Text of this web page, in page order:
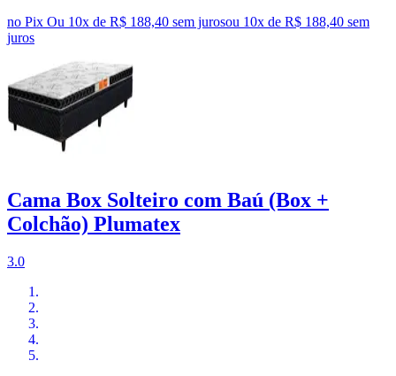
no Pix Ou 10x de R$ 188,40 sem jurosou 10x de R$ 188,40 sem
juros
Cama Box Solteiro com Baú (Box +
Colchão) Plumatex
3.0